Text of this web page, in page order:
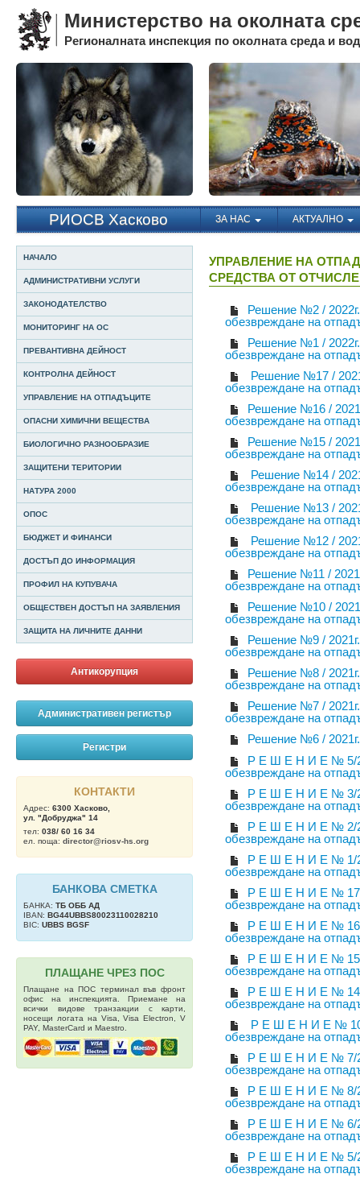
Министерство на околната
Регионалната инспекция по околната среда и
РИОСВ Хасково ЗА НАС АКТУАЛНО
НАЧАЛО
АДМИНИСТРАТИВНИ УСЛУГИ
ЗАКОНОДАТЕЛСТВО
МОНИТОРИНГ НА ОС
ПРЕВАНТИВНА ДЕЙНОСТ
КОНТРОЛНА ДЕЙНОСТ
УПРАВЛЕНИЕ НА ОТПАДЪЦИТЕ
ОПАСНИ ХИМИЧНИ ВЕЩЕСТВА
БИОЛОГИЧНО РАЗНООБРАЗИЕ
ЗАЩИТЕНИ ТЕРИТОРИИ
НАТУРА 2000
ОПОС
БЮДЖЕТ И ФИНАНСИ
ДОСТЪП ДО ИНФОРМАЦИЯ
ПРОФИЛ НА КУПУВАЧА
ОБЩЕСТВЕН ДОСТЪП НА ЗАЯВЛЕНИЯ
ЗАЩИТА НА ЛИЧНИТЕ ДАННИ
Антикорупция
Административен регистър
Регистри
КОНТАКТИ
Адрес: 6300 Хасково,
ул. "Добруджа" 14
тел: 038/ 60 16 34
ел. поща: director@riosv-hs.org
БАНКОВА СМЕТКА
БАНКА: ТБ OББ АД
IBAN: BG44UBBS80023110028210
BIC: UBBS BGSF
ПЛАЩАНЕ ЧРЕЗ ПОС
Плащане на ПОС терминал във фронт
офис на инспекцията. Приемане на
всички видове транзакции с карти,
носещи логата на Visa, Visa Electron, V
PAY, MasterCard и Maestro.
УПРАВЛЕНИЕ НА
СРЕДСТВА ОТ
Решение №2 / 2022г.
обезвреждане на
Решение №1 / 2022г.
обезвреждане на
Решение №17 /
обезвреждане на
Решение №16 /
обезвреждане на
Решение №15 /
обезвреждане на
Решение №14 /
обезвреждане на
Решение №13 /
обезвреждане на
Решение №12 /
обезвреждане на
Решение №11 /
обезвреждане на
Решение №10 /
обезвреждане на
Решение №9 / 2021г.
обезвреждане на
Решение №8 / 2021г.
обезвреждане на
Решение №7 / 2021г.
обезвреждане на
Решение №6 / 2021г.
Р Е Ш Е Н И Е № 5/
обезвреждане на
Р Е Ш Е Н И Е № 3/
обезвреждане на
Р Е Ш Е Н И Е № 2/
обезвреждане на
Р Е Ш Е Н И Е № 1/
обезвреждане на
Р Е Ш Е Н И Е № 17/
обезвреждане на
Р Е Ш Е Н И Е № 16/
обезвреждане на
Р Е Ш Е Н И Е № 15/
обезвреждане на
Р Е Ш Е Н И Е № 14/
обезвреждане на
Р Е Ш Е Н И Е № 10/
обезвреждане на
Р Е Ш Е Н И Е № 7/
обезвреждане на
Р Е Ш Е Н И Е № 8/
обезвреждане на
Р Е Ш Е Н И Е № 6/
обезвреждане на
Р Е Ш Е Н И Е № 5/
обезвреждане на